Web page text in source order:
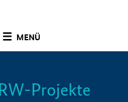
MENÜ
Info
Projekte